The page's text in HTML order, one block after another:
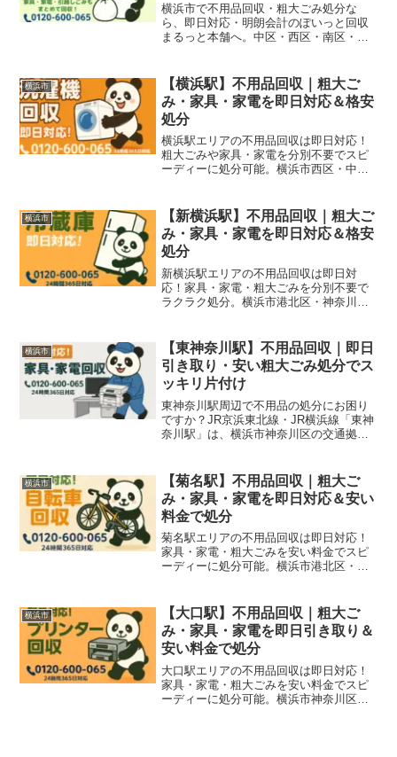
横浜市で不用品回収・粗大ごみ処分な
ら、即日対応・明朗会計のぽいっと回収
まるっと本舗へ。中区・西区・南区・港
区・金沢区・青葉区・鶴見区など、横浜
市全域に対応。家庭ごみから店舗・オフ
ィスの撤去まで、幅広く対応いたしま
す。
横浜市
【横浜駅】不用品回収｜粗大ご
み・家具・家電を即日対応＆格安
処分
横浜駅エリアの不用品回収は即日対応！
粗大ごみや家具・家電を分別不要でスピ
ーディーに処分可能。横浜市西区・中
横浜市
【新横浜駅】不用品回収｜粗大ご
み・家具・家電を即日対応＆格安
処分
新横浜駅エリアの不用品回収は即日対
応！家具・家電・粗大ごみを分別不要で
ラクラク処分。横浜市港北区・神奈川区
横浜市
【東神奈川駅】不用品回収｜即日
引き取り・安い粗大ごみ処分でス
ッキリ片付け
東神奈川駅周辺で不用品の処分にお困り
ですか？JR京浜東北線・JR横浜線「東神
奈川駅」は、横浜市神奈川区の交通拠点
者・ファミリー向けマンションが多く立
ち並ぶ一方、京浜工...
横浜市
【菊名駅】不用品回収｜粗大ご
み・家具・家電を即日対応＆安い
料金で処分
菊名駅エリアの不用品回収は即日対応！
家具・家電・粗大ごみを安い料金でスピ
ーディーに処分可能。横浜市港北区・神
横浜市
【大口駅】不用品回収｜粗大ご
み・家具・家電を即日引き取り＆
安い料金で処分
大口駅エリアの不用品回収は即日対応！
家具・家電・粗大ごみを安い料金でスピ
ーディーに処分可能。横浜市神奈川区・